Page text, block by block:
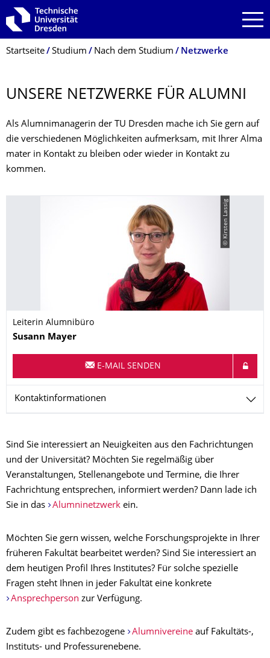
Zur Hauptnavigation springen
Zur Suche springen
Zum Inhalt springen
Breadcrumb-Menü
Startseite Studium Nach dem Studium Netzwerke
UNSERE NETZWERKE FÜR ALUMNI
Als Alumnimanagerin der TU Dresden mache ich Sie gern auf
die verschiedenen Möglichkeiten aufmerksam, mit Ihrer Alma
mater in Kontakt zu bleiben oder wieder in Kontakt zu
kommen.
© Kirsten Lassig
Leiterin Alumnibüro
Name
Susann Mayer
E-MAIL SENDEN
Kontaktinformationen
Sind Sie interessiert an Neuigkeiten aus den Fachrichtungen
und der Universität? Möchten Sie regelmäßig über
Veranstaltungen, Stellenangebote und Termine, die Ihrer
Fachrichtung entsprechen, informiert werden? Dann lade ich
Sie in das
Alumninetzwerkein.
Möchten Sie gern wissen, welche Forschungsprojekte in Ihrer
früheren Fakultät bearbeitet werden? Sind Sie interessiert an
dem heutigen Profil Ihres Institutes? Für solche spezielle
Fragen steht Ihnen in jeder Fakultät eine konkrete
Ansprechperson zur Verfügung.
Zudem gibt es fachbezogene Alumnivereineauf Fakultäts-,
Instituts- und Professurenebene.